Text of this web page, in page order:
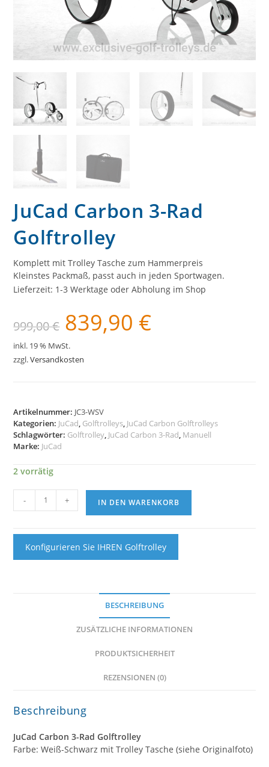
JuCad Carbon 3-Rad
Golftrolley
Komplett mit Trolley Tasche zum Hammerpreis
Kleinstes Packmaß, passt auch in jeden Sportwagen.
Lieferzeit: 1-3 Werktage oder Abholung im Shop
999,00€
Ursprünglicher
Preis
war:
839,90 €Aktueller
inkl. 19 % MwSt.
zzgl.Versandkosten
Artikelnummer: JC3-WSV
Kategorien: JuCad Golftrolleys JuCad Carbon Golftrolleys
Schlagwörter: Golftrolley JuCad Carbon 3-Rad Manuell
Marke: JuCad
2 vorrätig
Rad
Golftrolley
Menge
- + IN DEN WARENKORB
Konfigurieren Sie IHREN Golftrolley
BESCHREIBUNG
ZUSÄTZLICHE INFORMATIONEN
PRODUKTSICHERHEIT
REZENSIONEN (0)
Beschreibung
JuCad Carbon 3-Rad Golftrolley
Farbe: Weiß-Schwarz mit Trolley Tasche (siehe Originalfoto)